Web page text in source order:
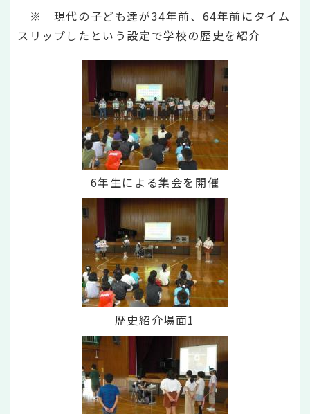
※ 現代の子ども達が34年前、64年前にタイム
スリップしたという設定で学校の歴史を紹介
6年生による集会を開催
歴史紹介場面1